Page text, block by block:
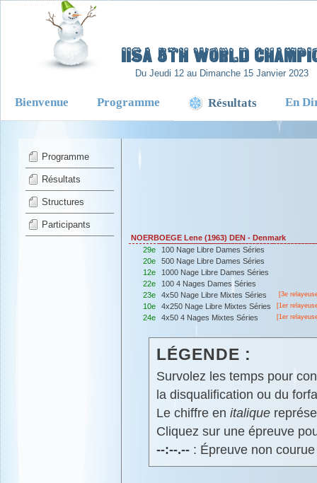
IISA 5TH WORLD
Du Jeudi 12 au Dimanche 15 Janvier 2023
Bienvenue Programme Résultats En
Programme
Résultats
Structures
Participants
NOERBOEGE Lene (1963) DEN - Denmark
29e
100 Nage Libre Dames Séries
20e
500 Nage Libre Dames Séries
12e
1000 Nage Libre Dames Séries
22e
100 4 Nages Dames Séries
23e
4x50 Nage Libre Mixtes Séries [3e
10e 4x250 Nage Libre Mixtes Séries [1er
24e 4x50 4 Nages Mixtes Séries [1er
LÉGENDE :
Survolez les temps pour
la disqualification ou du
Le chiffre en italique
Cliquez sur une épreuve
--:--.--: Épreuve non